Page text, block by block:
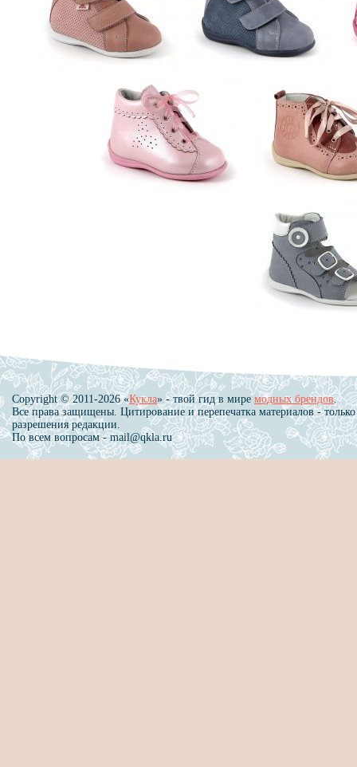
Copyright © 2011-2026 «Кукла» - твой гид в миремодных брендов.
Все права защищены. Цитирование и перепечатка материалов - только
разрешения редакции.
По всем вопросам - mail@qkla.ru